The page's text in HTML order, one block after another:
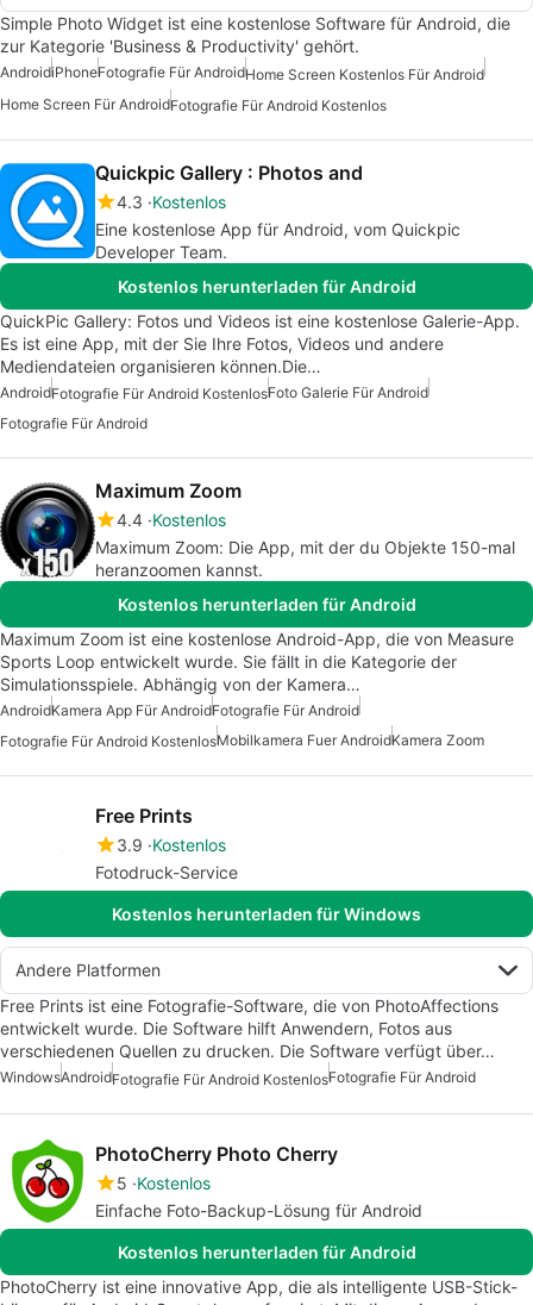
Simple Photo Widget ist eine kostenlose Software für Android, die
zur Kategorie 'Business & Productivity' gehört.
AndroidiPhoneFotografie Für AndroidHome Screen Kostenlos Für Android
Home Screen Für AndroidFotografie Für Android Kostenlos
Quickpic Gallery : Photos and
4.3 Kostenlos
Eine kostenlose App für Android, vom Quickpic
Developer Team.
Kostenlos herunterladen für Android
QuickPic Gallery: Fotos und Videos ist eine kostenlose Galerie-App.
Es ist eine App, mit der Sie Ihre Fotos, Videos und andere
Mediendateien organisieren können.Die…
AndroidFotografie Für Android KostenlosFoto Galerie Für Android
Fotografie Für Android
Maximum Zoom
4.4 Kostenlos
Maximum Zoom: Die App, mit der du Objekte 150-mal
heranzoomen kannst.
Kostenlos herunterladen für Android
Maximum Zoom ist eine kostenlose Android-App, die von Measure
Sports Loop entwickelt wurde. Sie fällt in die Kategorie der
Simulationsspiele. Abhängig von der Kamera…
AndroidKamera App Für AndroidFotografie Für Android
Fotografie Für Android KostenlosMobilkamera Fuer AndroidKamera Zoom
Free Prints
3.9 Kostenlos
Fotodruck-Service
Kostenlos herunterladen für Windows
Andere Platformen
Free Prints ist eine Fotografie-Software, die von PhotoAffections
entwickelt wurde. Die Software hilft Anwendern, Fotos aus
verschiedenen Quellen zu drucken. Die Software verfügt über…
WindowsAndroidFotografie Für Android KostenlosFotografie Für Android
PhotoCherry Photo Cherry
5 Kostenlos
Einfache Foto-Backup-Lösung für Android
Kostenlos herunterladen für Android
PhotoCherry ist eine innovative App, die als intelligente USB-Stick-